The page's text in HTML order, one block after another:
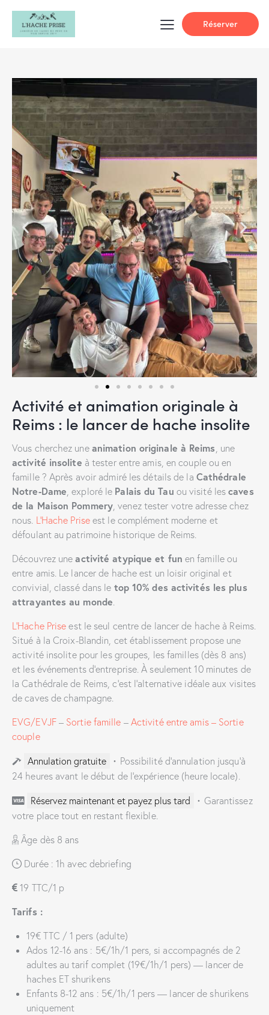
Réserver
Activité et animation originale à
Reims : le lancer de hache insolite
Vous cherchez une animation originale à Reims, une
activité insolite à tester entre amis, en couple ou en
famille ? Après avoir admiré les détails de la Cathédrale
Notre-Dame, exploré le Palais du Tau ou visité lescaves
de la Maison Pommery, venez tester votre adresse chez
nous. L’Hache Priseest le complément moderne et
défoulant au patrimoine historique de Reims.
Découvrez uneactivité atypique et fun en famille ou
entre amis. Le lancer de hache est un loisir original et
convivial, classé dans le top 10% des activités les plus
attrayantes au monde.
L’Hache Prise est le seul centre de lancer de hache à Reims.
Situé à la Croix-Blandin, cet établissement propose une
activité insolite pour les groupes, les familles (dès 8 ans)
et les événements d’entreprise. À seulement 10 minutes de
la Cathédrale de Reims, c’est l’alternative idéale aux visites
de caves de champagne.
EVG/EVJF– Sortie famille – Activité entre amis – Sortie
couple
Annulation gratuite • Possibilité d’annulation jusqu’à
24 heures avant le début de l’expérience (heure locale).
Réservez maintenant et payez plus tard • Garantissez
votre place tout en restant flexible.
Âge dès 8 ans
Durée : 1h avec debriefing
19 TTC/1 p
Tarifs :
19€ TTC / 1 pers (adulte)
Ados 12-16 ans : 5€/1h/1 pers, si accompagnés de 2
adultes au tarif complet (19€/1h/1 pers) — lancer de
haches ET shurikens
Enfants 8-12 ans : 5€/1h/1 pers — lancer de shurikens
uniquement